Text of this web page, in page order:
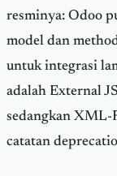
resminya: Odoo
model dan
untuk integrasi
adalah External
sedangkan XML-
catatan